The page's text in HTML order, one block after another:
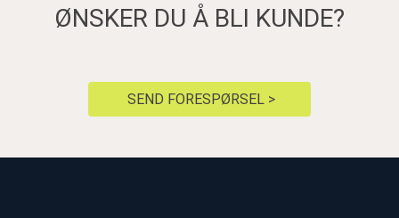
ØNSKER DU Å BLI KUNDE?
SEND FORESPØRSEL >